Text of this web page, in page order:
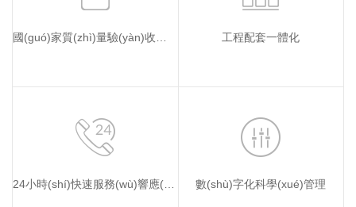
工程配套一體化
數(shù)字化科學(xué)管理